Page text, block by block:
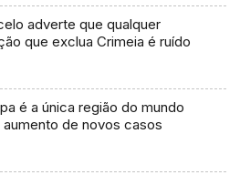
adverte que qualquer
que exclua Crimeia é ruído
é a única região do mundo
de novos casos